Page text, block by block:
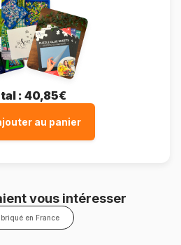
: 40,85€
au panier
vous intéresser
en France